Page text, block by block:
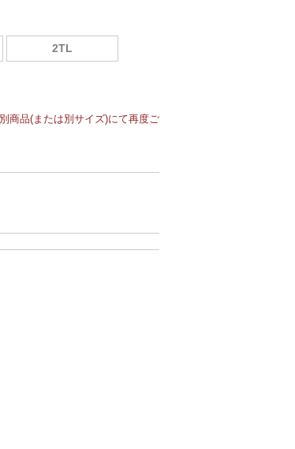
2TL
商品(または別サイズ)にて再度ご